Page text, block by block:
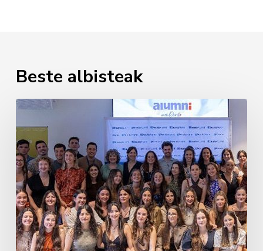
Beste albisteak
Erizaintzako
promozioaren
agurra
2026an